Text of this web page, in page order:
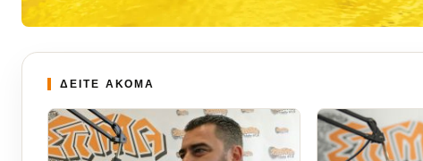
ΔΕΙΤΕ ΑΚΟΜΑ